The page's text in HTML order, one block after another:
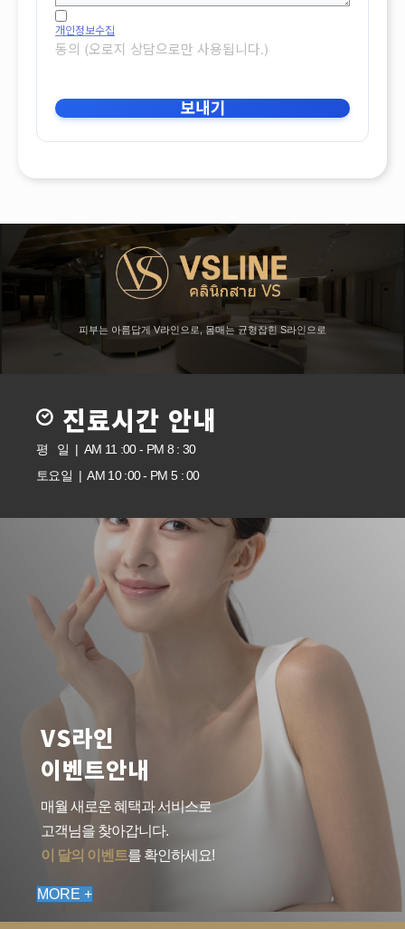
개인정보수집
동의 (오로지 상담으로만 사용됩니다.)
보내기
피부는 아름답게 V라인으로, 몸매는 균형잡힌 S라인으로
진료시간 안내
평 일 | AM 11 :00 - PM 8 : 30
토요일 | AM 10 :00 - PM 5 : 00
VS라인
이벤트안내
매월 새로운 혜택과 서비스로
고객님을 찾아갑니다.
이 달의 이벤트를 확인하세요!
MORE +